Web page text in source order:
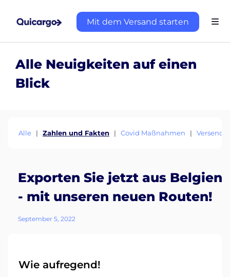
Mit dem Versand starten
Quicargo
Alle Neuigkeiten auf einen
Blick
Alle | Zahlen und Fakten | Covid Maßnahmen | Versender
Exporten Sie jetzt aus Belgien
- mit unseren neuen Routen!
September 5, 2022
Wie aufregend!